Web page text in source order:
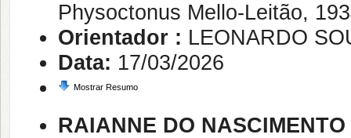
Physoctonus Mello-Leitão,
Orientador : LEONARDO
Data: 17/03/2026
Mostrar Resumo
RAIANNE DO NASCIMENTO